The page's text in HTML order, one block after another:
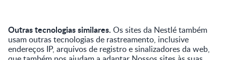
Outras tecnologias similares. Os sites da Nestlé também
usam outras tecnologias de rastreamento, inclusive
endereços IP, arquivos de registro e sinalizadores da web,